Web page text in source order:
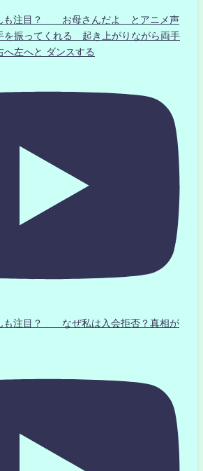
も注目？ お母さんだよ とアニメ声
を振ってくれる 起き上がりながら両手
左へと ダンスする
も注目？ なぜ私は入会拒否？真相が